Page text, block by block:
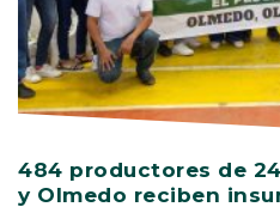
484 productores de
y Olmedo reciben